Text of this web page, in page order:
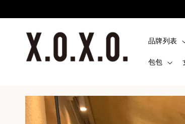
品牌列表
包包